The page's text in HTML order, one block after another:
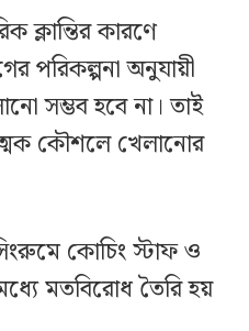
ক্লান্তির কারণে
পরিকল্পনা অনুযায়ী
সম্ভব হবে না। তাই
কৌশলে খেলানোর
কোচিং স্টাফ ও
মতবিরোধ তৈরি হয়